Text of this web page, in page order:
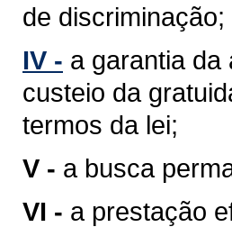
de discriminação;
IV - a garantia da
custeio da
termos da lei;
V - a busca
VI - a prestação